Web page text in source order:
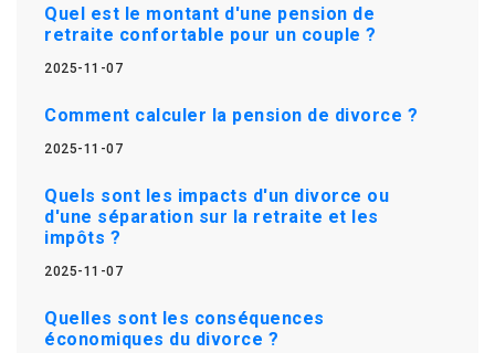
Quel est le montant d'une pension de
retraite confortable pour un couple ?
2025-11-07
Comment calculer la pension de divorce ?
2025-11-07
Quels sont les impacts d'un divorce ou
d'une séparation sur la retraite et les
impôts ?
2025-11-07
Quelles sont les conséquences
économiques du divorce ?